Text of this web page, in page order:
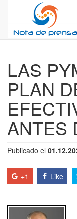
LAS
PLAN
ANTES
Publicado el
+1 Like